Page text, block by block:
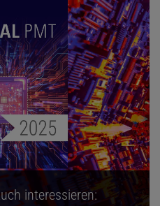
interessieren: